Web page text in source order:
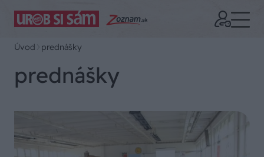
Úvod prednášky
prednášky